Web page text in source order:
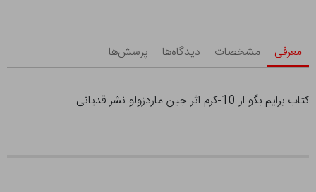
معرفی مشخصات دیدگاه‌ها پرسش‌ها
کتاب برایم بگو از 10-کرم اثر جین ماردزولو نشر قدیانی